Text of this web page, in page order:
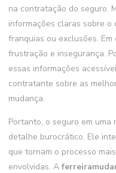
na contratação do seguro.
informações claras sobre
franquias ou exclusões.
frustração e insegurança.
essas informações
contratante sobre as
mudança.
Portanto, o seguro em uma
detalhe burocrático. Ele
que tornam o processo
envolvidas. A